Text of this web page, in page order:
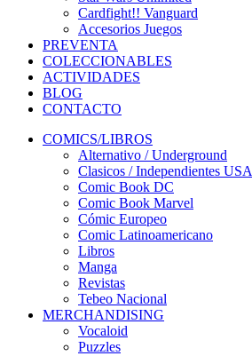
Cardfight!! Vanguard
Accesorios Juegos
PREVENTA
COLECCIONABLES
ACTIVIDADES
BLOG
CONTACTO
COMICS/LIBROS
Alternativo / Underground
Clasicos / Independientes USA
Comic Book DC
Comic Book Marvel
Cómic Europeo
Comic Latinoamericano
Libros
Manga
Revistas
Tebeo Nacional
MERCHANDISING
Vocaloid
Puzzles